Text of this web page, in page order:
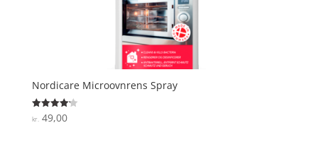
Nordicare Microovnrens Spray
Vurderet
4.2
kr. 49,00